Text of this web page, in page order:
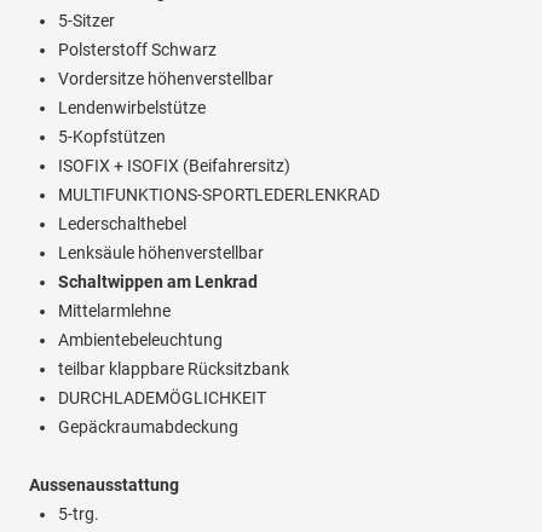
5-Sitzer
Polsterstoff Schwarz
Vordersitze höhenverstellbar
Lendenwirbelstütze
5-Kopfstützen
ISOFIX + ISOFIX (Beifahrersitz)
MULTIFUNKTIONS-SPORTLEDERLENKRAD
Lederschalthebel
Lenksäule höhenverstellbar
Schaltwippen am Lenkrad
Mittelarmlehne
Ambientebeleuchtung
teilbar klappbare Rücksitzbank
DURCHLADEMÖGLICHKEIT
Gepäckraumabdeckung
Aussenausstattung
5-trg.